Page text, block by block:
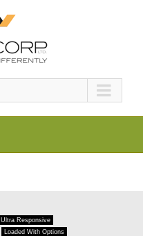
Ultra Responsive
Loaded With Options